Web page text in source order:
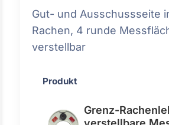
Gut- und Ausschussseite
Rachen, 4 runde
verstellbar
Produkt
Grenz-